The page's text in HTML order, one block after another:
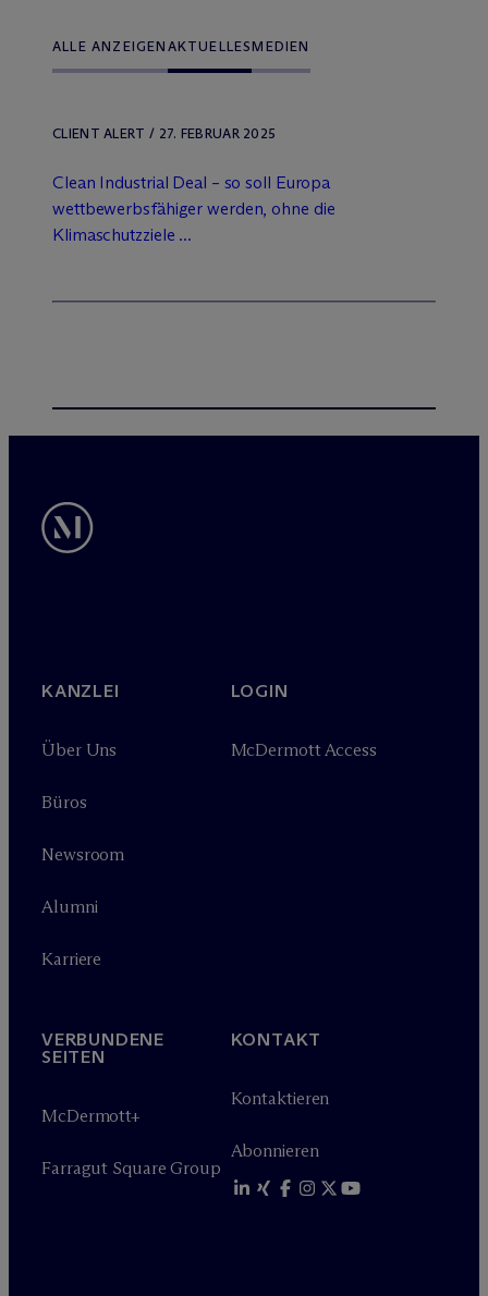
ALLE ANZEIGEN AKTUELLESMEDIEN
CLIENT ALERT / 27. FEBRUAR 2025
Clean Industrial Deal – so soll Europa
wettbewerbsfähiger werden, ohne die
Klimaschutzziele ...
KANZLEI
Über Uns
Büros
Newsroom
Alumni
Karriere
LOGIN
McDermott Access
VERBUNDENE
SEITEN
McDermott+
Farragut Square Group
KONTAKT
Kontaktieren
Abonnieren